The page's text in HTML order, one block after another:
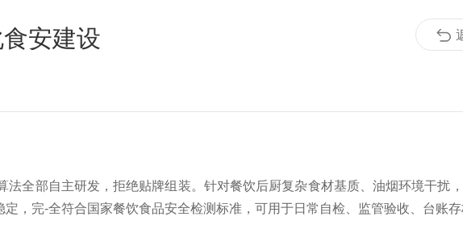
安建设
部自主研发，拒绝贴牌组装。针对餐饮后厨复杂食材基质、油烟环境干扰
，完-全符合国家餐饮食品安全检测标准，可用于日常自检、监管验收、台账